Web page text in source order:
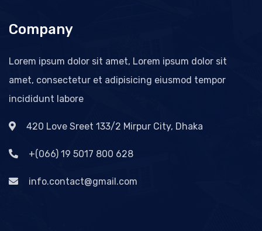
Company
Lorem ipsum dolor sit amet, Lorem ipsum dolor sit
amet, consectetur et adipisicing eiusmod tempor
incididunt labore
420 Love Sreet 133/2 Mirpur City, Dhaka
+(066) 19 5017 800 628
info.contact@gmail.com